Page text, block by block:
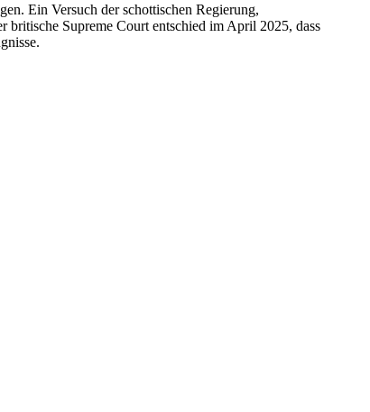
Ein Versuch der schottischen Regierung,
Supreme Court entschied im April 2025, dass